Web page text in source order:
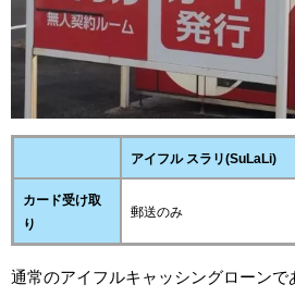
アイフル スラリ(SuLaLi)
カード受け取
り
郵送のみ
通常のアイフルキャッシングローンで